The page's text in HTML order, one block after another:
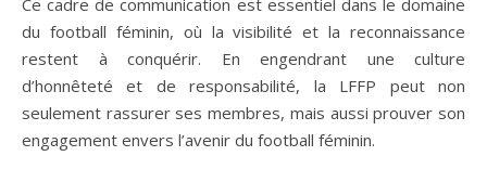
Ce cadre de communication est essentiel dans le domaine
du football féminin, où la visibilité et la reconnaissance
restent à conquérir. En engendrant une culture
d’honnêteté et de responsabilité, la LFFP peut non
seulement rassurer ses membres, mais aussi prouver son
engagement envers l’avenir du football féminin.